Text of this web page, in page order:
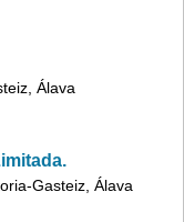
Álava
Gasteiz, Álava